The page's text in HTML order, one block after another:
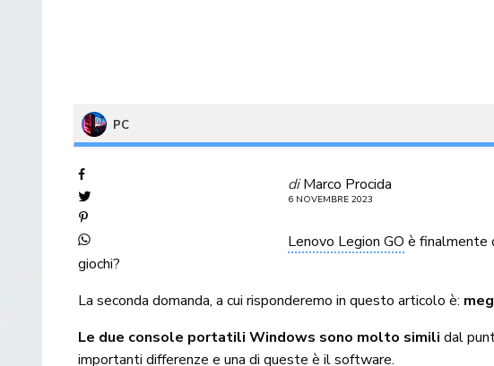
PC
di Marco Procida
6 NOVEMBRE 2023
Lenovo Legion GO è finalmente
giochi?
La seconda domanda, a cui risponderemo in questo articolo è:
Le due console portatili Windows sono molto simili dal
importanti differenze e una di queste è il software.